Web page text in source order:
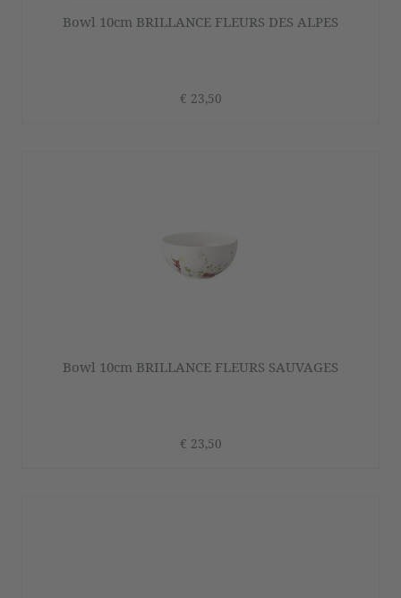
Bowl 10cm BRILLANCE FLEURS DES ALPES
€ 23,50
Bowl 10cm BRILLANCE FLEURS SAUVAGES
€ 23,50